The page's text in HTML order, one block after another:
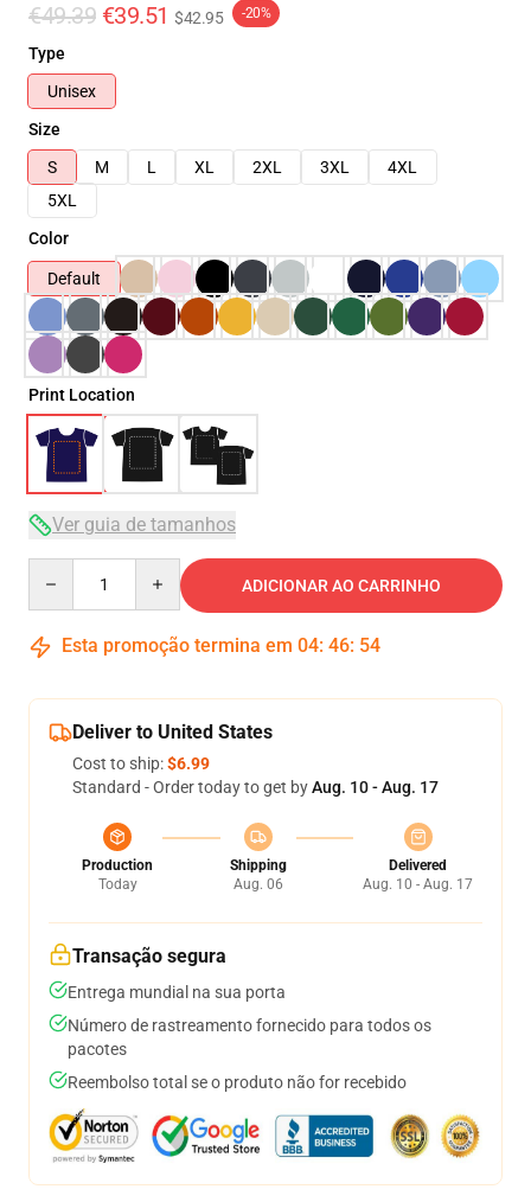
€49.39 €39.51 $42.95 -20%
Type
Unisex
Size
S
M L XL 2XL 3XL
4XL
5XL
Color
Default
Print Location
Ver guia de tamanhos
ADICIONAR AO CARRINHO
Esta promoção termina em 04: 46: 53
Deliver to United States
Cost to ship:$6.99
Standard - Order today to get byAug. 10 - Aug. 17
Production
Today
Shipping
Aug. 06
Delivered
Aug. 10 - Aug. 17
Transação segura
Entrega mundial na sua porta
Número de rastreamento fornecido para todos os
pacotes
Reembolso total se o produto não for recebido